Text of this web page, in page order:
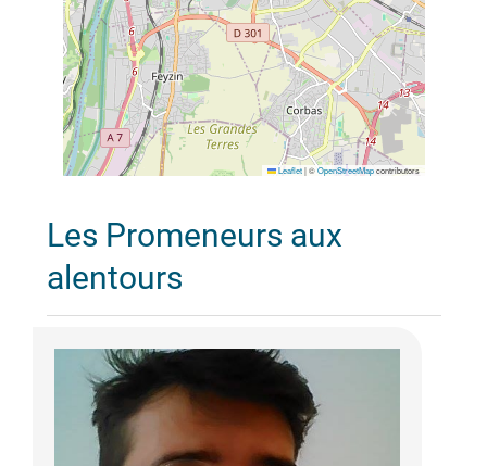
Leaflet |©OpenStreetMapcontributors
Les Promeneurs aux
alentours